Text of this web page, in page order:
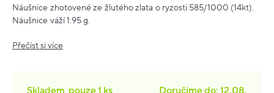
Náušnice zhotovené ze žlutého zlata o ryzosti 585/1000 (14kt).
Náušnice váží 1.95 g.
Přečíst si více
Skladem pouze1 ks
Doručíme do: 12.08.